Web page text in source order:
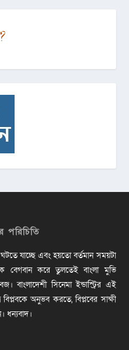
পরিচিতি
ঘটতে যাচ্ছে এবং হয়তো বর্তমান সময়টা
বেগবান করে তুলতেই বাংলা মুভি
বাংলাদেশী সিনেমা ইন্ডাস্ট্রির এই
বিপ্লবকে অনুভব করতে, বিপ্লবের সাক্ষী
ধন্যবাদ।